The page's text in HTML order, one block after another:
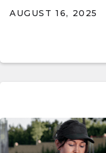
AUGUST 16, 2025